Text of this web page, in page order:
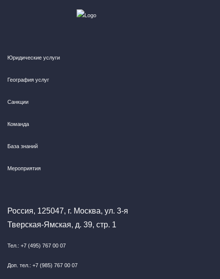
Юридические услуги
География услуг
Санкции
Команда
База знаний
Мероприятия
Россия, 125047, г. Москва, ул. 3-я
Тверская-Ямская, д. 39, стр. 1
Тел.: +7 (495) 767 00 07
Доп. тел.: +7 (985) 767 00 07